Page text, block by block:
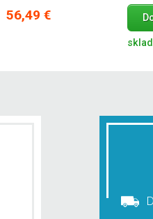
56,49 €